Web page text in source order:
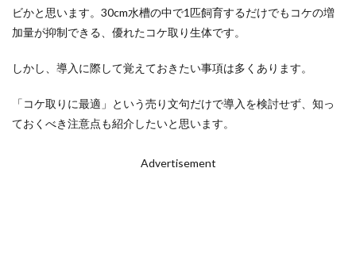
ビかと思います。30cm水槽の中で1匹飼育するだけでもコケの増
加量が抑制できる、優れたコケ取り生体です。
しかし、導入に際して覚えておきたい事項は多くあります。
「コケ取りに最適」という売り文句だけで導入を検討せず、知っ
ておくべき注意点も紹介したいと思います。
Advertisement